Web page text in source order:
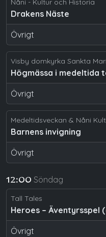
Nåni - Kultur och Historia
Drakens Näste
Övrigt
Visby domkyrka Sankta
Högmässa i medeltida
Övrigt
Medeltidsveckan & Nåni
Barnens invigning
Övrigt
12:00 Söndag
Tall Tales
Heroes – Äventyrsspel
Övrigt